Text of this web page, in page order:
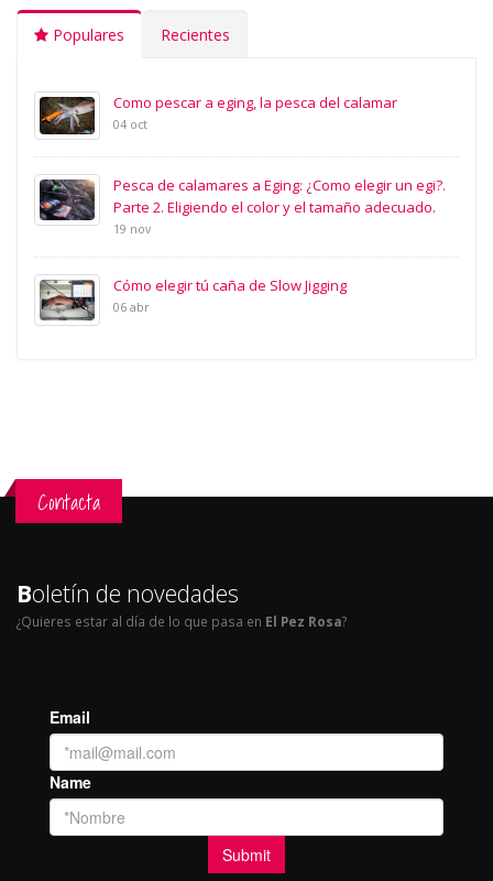
Populares Recientes
Como pescar a eging, la pesca del calamar
04 oct
Pesca de calamares a Eging: ¿Como elegir un egi?.
Parte 2. Eligiendo el color y el tamaño adecuado.
19 nov
Cómo elegir tú caña de Slow Jigging
06 abr
Contacta
Boletín de novedades
¿Quieres estar al día de lo que pasa en El Pez Rosa?